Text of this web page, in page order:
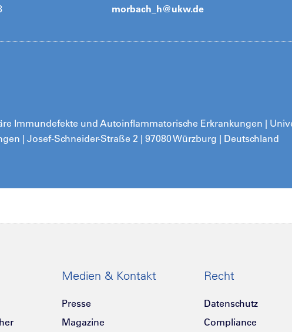
morbach_h@ukw.de
Immundefekte und Autoinflammatorische Erkrankungen |
| Josef-Schneider-Straße 2 | 97080 Würzburg | Deutschland
Medien & Kontakt
Presse
Magazine
Recht
Datenschutz
Compliance